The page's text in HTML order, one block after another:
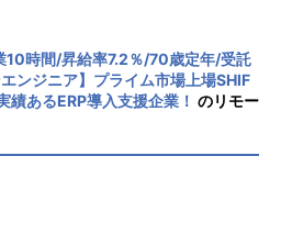
化の輪を広げます。
準化の輪を広げる》
化は急務であるものの、大手・
おいては実現していない企業が
状況です。
支援戦略を中心に事業を展開
ERP Cloudなどを活用し、企
スを最適化し、経営管理の強
す1。
良く、活気に満ちた雰囲気が
性を重視し、様々な国籍や背
協力し合いながら働いていま
10時間/昇給率7.2％/70歳定年/受託
ンジニア】プライム市場上場SHIF
あるERP導入支援企業！ のリモー